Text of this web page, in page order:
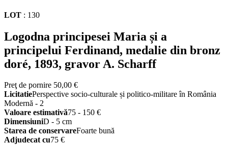
LOT : 130
Logodna principesei Maria și a
principelui Ferdinand, medalie din bronz
doré, 1893, gravor A. Scharff
Preţ de pornire 50,00 €
LicitatiePerspective socio-culturale și politico-militare în România
Modernă - 2
Valoare estimativă75 - 150 €
DimensiuniD - 5 cm
Starea de conservareFoarte bună
Adjudecat cu75 €